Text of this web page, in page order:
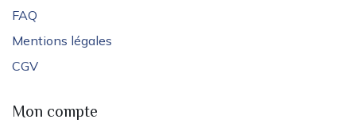
FAQ
Mentions légales
CGV
Mon compte